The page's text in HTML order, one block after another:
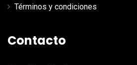
Términos y condiciones
Contacto